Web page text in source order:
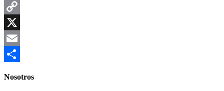
WhatsApp
Copy
Link
X
Email
Nosotros